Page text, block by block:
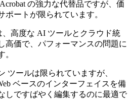
の強力な代替品ですが、価
ートが限られています。
、高度な AI ツールとクラウド統
高価で、パフォーマンスの問題に
。
ツールは限られていますが、
ベースのインターフェイスを備
しですばやく編集するのに最適で